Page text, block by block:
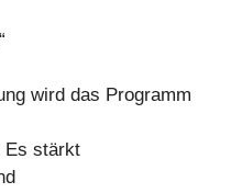
wird das Programm
Es stärkt